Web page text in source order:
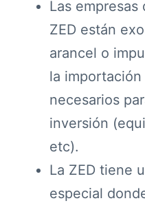
Las
ZED están
arancel o
la
necesarios
inversión
etc).
La ZED tiene
especial